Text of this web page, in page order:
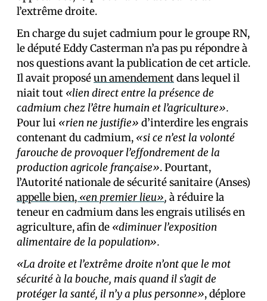
l’extrême droite.
En charge du sujet cadmium pour le groupe RN,
le député Eddy Casterman n’a pas pu répondre à
nos questions avant la publication de cet article.
Il avait proposéun amendementdans lequel il
niait tout «lien direct entre la présence de
cadmium chez l’être humain et l’agriculture».
Pour lui «rien ne justifie» d’interdire les engrais
contenant du cadmium, «si ce n’est la volonté
farouche de provoquer l’effondrement de la
production agricole française». Pourtant,
l’Autorité nationale de sécurité sanitaire (Anses)
appelle bien, «en premier lieu», à réduire la
teneur en cadmium dans les engrais utilisés en
agriculture, afin de «diminuer l’exposition
alimentaire de la population».
«La droite et l’extrême droite n’ont que le mot
sécurité à la bouche, mais quand il s’agit de
protéger la santé, il n’y a plus personne», déplore